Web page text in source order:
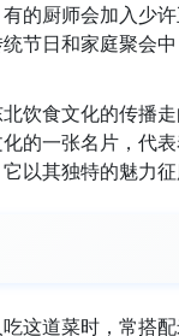
的厨师会加入少
节日和家庭聚会
饮食文化的传播
的一张名片，代
以其独特的魅力征
这道菜时，常搭